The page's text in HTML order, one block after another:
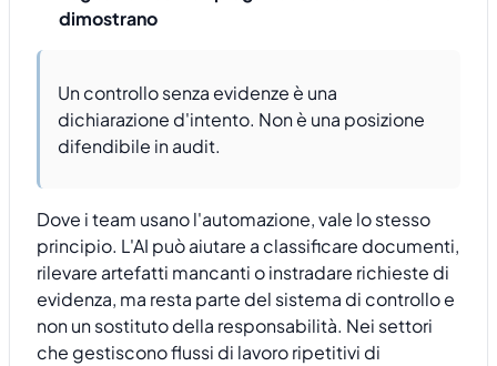
dimostrano
Un controllo senza evidenze è una
dichiarazione d'intento. Non è una posizione
difendibile in audit.
Dove i team usano l'automazione, vale lo stesso
principio. L'AI può aiutare a classificare documenti,
rilevare artefatti mancanti o instradare richieste di
evidenza, ma resta parte del sistema di controllo e
non un sostituto della responsabilità. Nei settori
che gestiscono flussi di lavoro ripetitivi di